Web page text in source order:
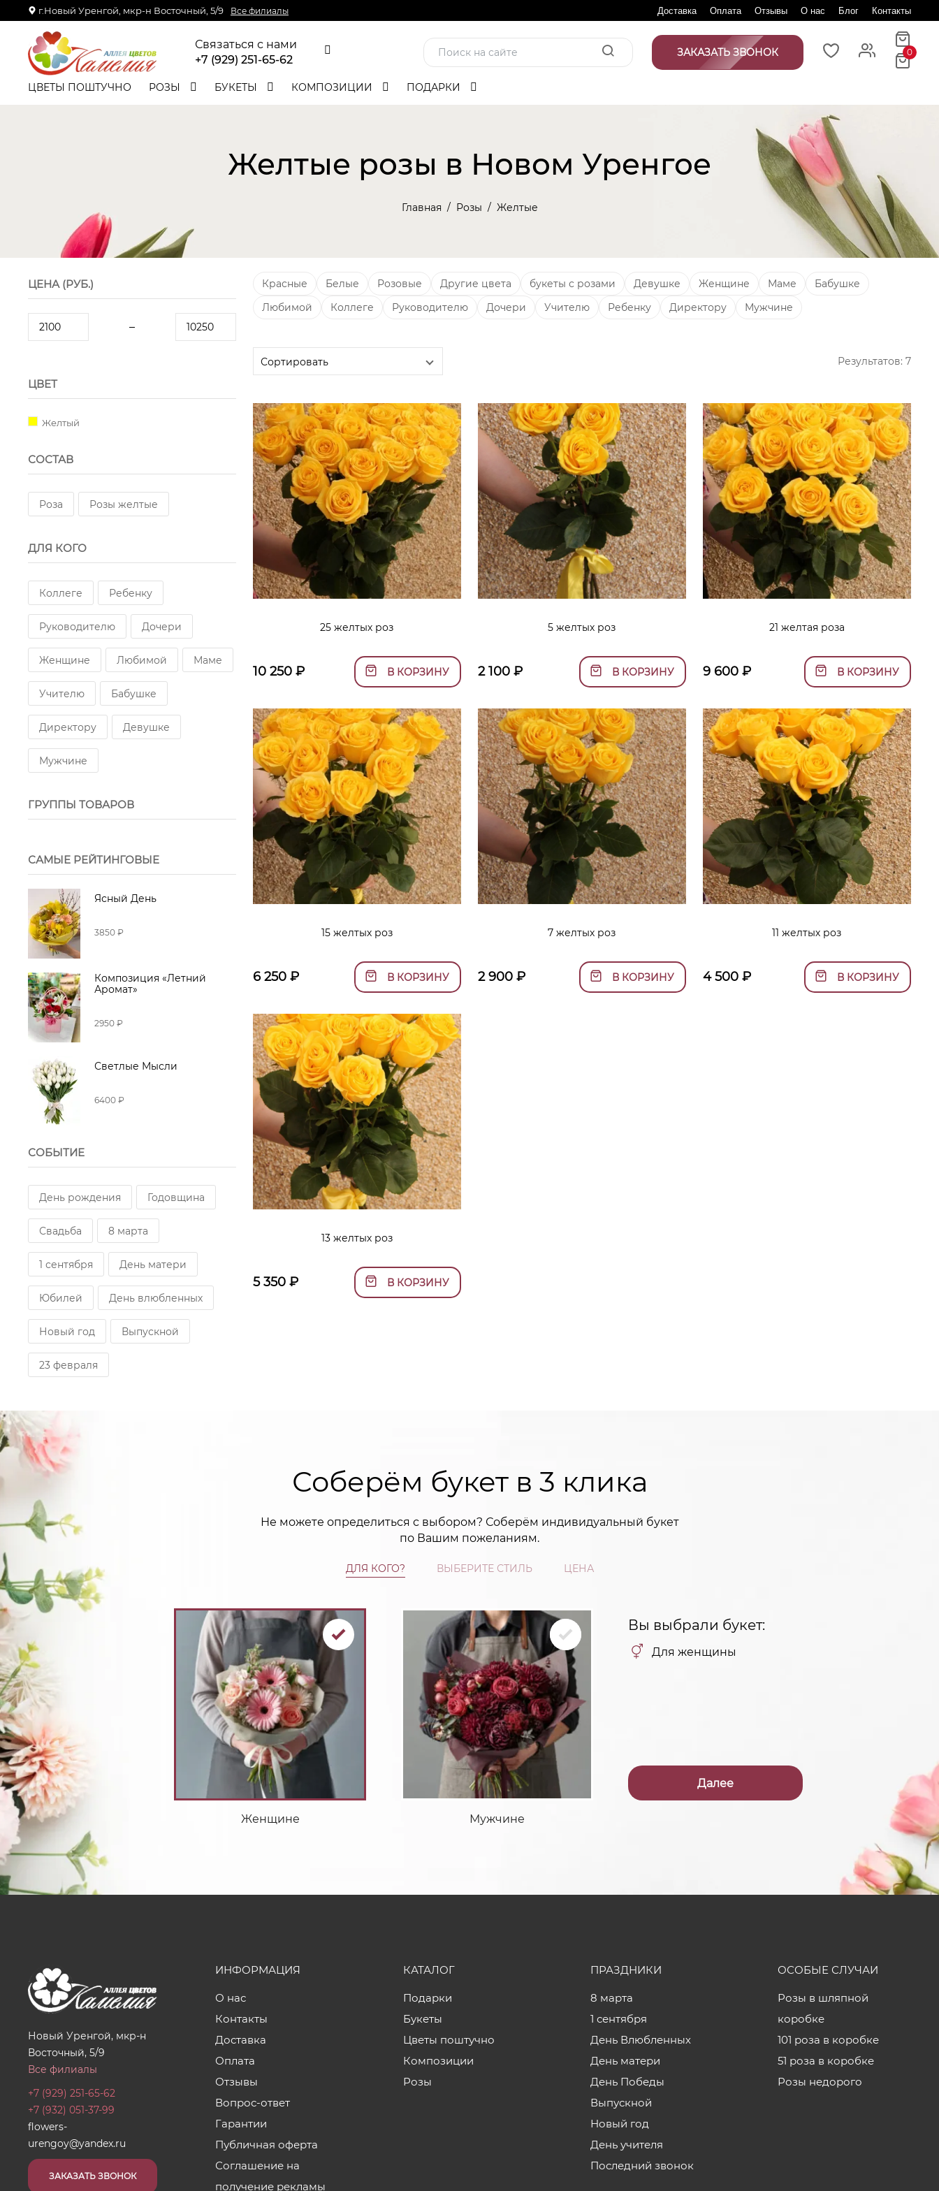
г.Новый Уренгой, мкр-н Восточный, 5/9 Все филиалы Доставка Оплата Отзывы О нас Блог Контакты
Связаться с нами
+7 (929) 251-65-62
ЗАКАЗАТЬ ЗВОНОК 0
ЦВЕТЫ ПОШТУЧНО РОЗЫ БУКЕТЫ КОМПОЗИЦИИ ПОДАРКИ
Желтые розы в Новом Уренгое
Главная Розы Желтые
ЦЕНА (РУБ.)
ЦВЕТ
Желтый
СОСТАВ
Роза Розы желтые
ДЛЯ КОГО
Коллеге Ребенку
Руководителю Дочери
Женщине Любимой Маме
Учителю Бабушке
Директору Девушке
Мужчине
ГРУППЫ ТОВАРОВ
САМЫЕ РЕЙТИНГОВЫЕ
Ясный День
3850 ₽
Композиция «Летний
Аромат»
2950 ₽
Светлые Мысли
6400 ₽
СОБЫТИЕ
День рождения Годовщина
Свадьба 8 марта
1 сентября День матери
Юбилей День влюбленных
Новый год Выпускной
23 февраля
Красные Белые Розовые Другие цвета букеты с розами Девушке Женщине Маме
Бабушке
Любимой
Коллеге Руководителю Дочери Учителю Ребенку Директору Мужчине
Результатов: 7
25 желтых роз
10 250 ₽ В КОРЗИНУ
5 желтых роз
2 100₽ В КОРЗИНУ
21 желтая роза
9 600₽ В КОРЗИНУ
15 желтых роз
6 250 ₽ В КОРЗИНУ
7 желтых роз
2 900₽ В КОРЗИНУ
11 желтых роз
4 500₽ В КОРЗИНУ
13 желтых роз
5 350 ₽ В КОРЗИНУ
Соберём букет в 3 клика
Не можете определиться с выбором? Соберём индивидуальный букет
по Вашим пожеланиям.
ДЛЯ КОГО? ВЫБЕРИТЕ СТИЛЬ ЦЕНА
Женщине Мужчине
Вы выбрали букет:
Для женщины
Далее
Новый Уренгой, мкр-н
Восточный, 5/9
Все филиалы
+7 (929) 251-65-62
+7 (932) 051-37-99
flowers-
urengoy@yandex.ru
ЗАКАЗАТЬ ЗВОНОК
ИНФОРМАЦИЯ
О нас
Контакты
Доставка
Оплата
Отзывы
Вопрос-ответ
Гарантии
Публичная оферта
Соглашение на
получение рекламы
КАТАЛОГ
Подарки
Букеты
Цветы поштучно
Композиции
Розы
ПРАЗДНИКИ
8 марта
1 сентября
День Влюбленных
День матери
День Победы
Выпускной
Новый год
День учителя
Последний звонок
ОСОБЫЕ СЛУЧАИ
Розы в шляпной
коробке
101 роза в коробке
51 роза в коробке
Розы недорого